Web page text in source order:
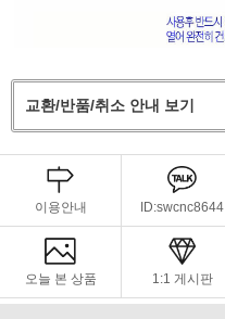
교환/반품/취소 안내 보기
이용안내 ID:swcnc8644
오늘 본 상품 1:1 게시판